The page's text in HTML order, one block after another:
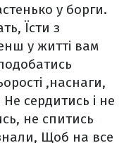
у борги.
Їсти з
у житті вам
,наснаги,
Не сердитись і не
не спитись
Щоб на все